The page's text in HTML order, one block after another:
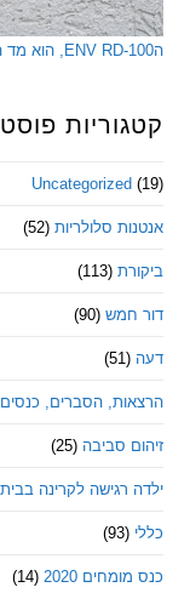
פוסטים
סלולריות (52)
(90)
הסברים, כנסים (13)
סביבה (25)
לקרינה בבית הספר (7)
2020
(14)